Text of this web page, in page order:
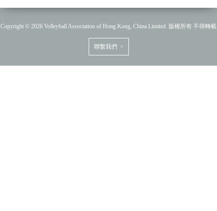
Copyright © 2026 Volleyball Association of Hong Kong, China Limited. 版權所有 不得轉載
聯繫我們 >